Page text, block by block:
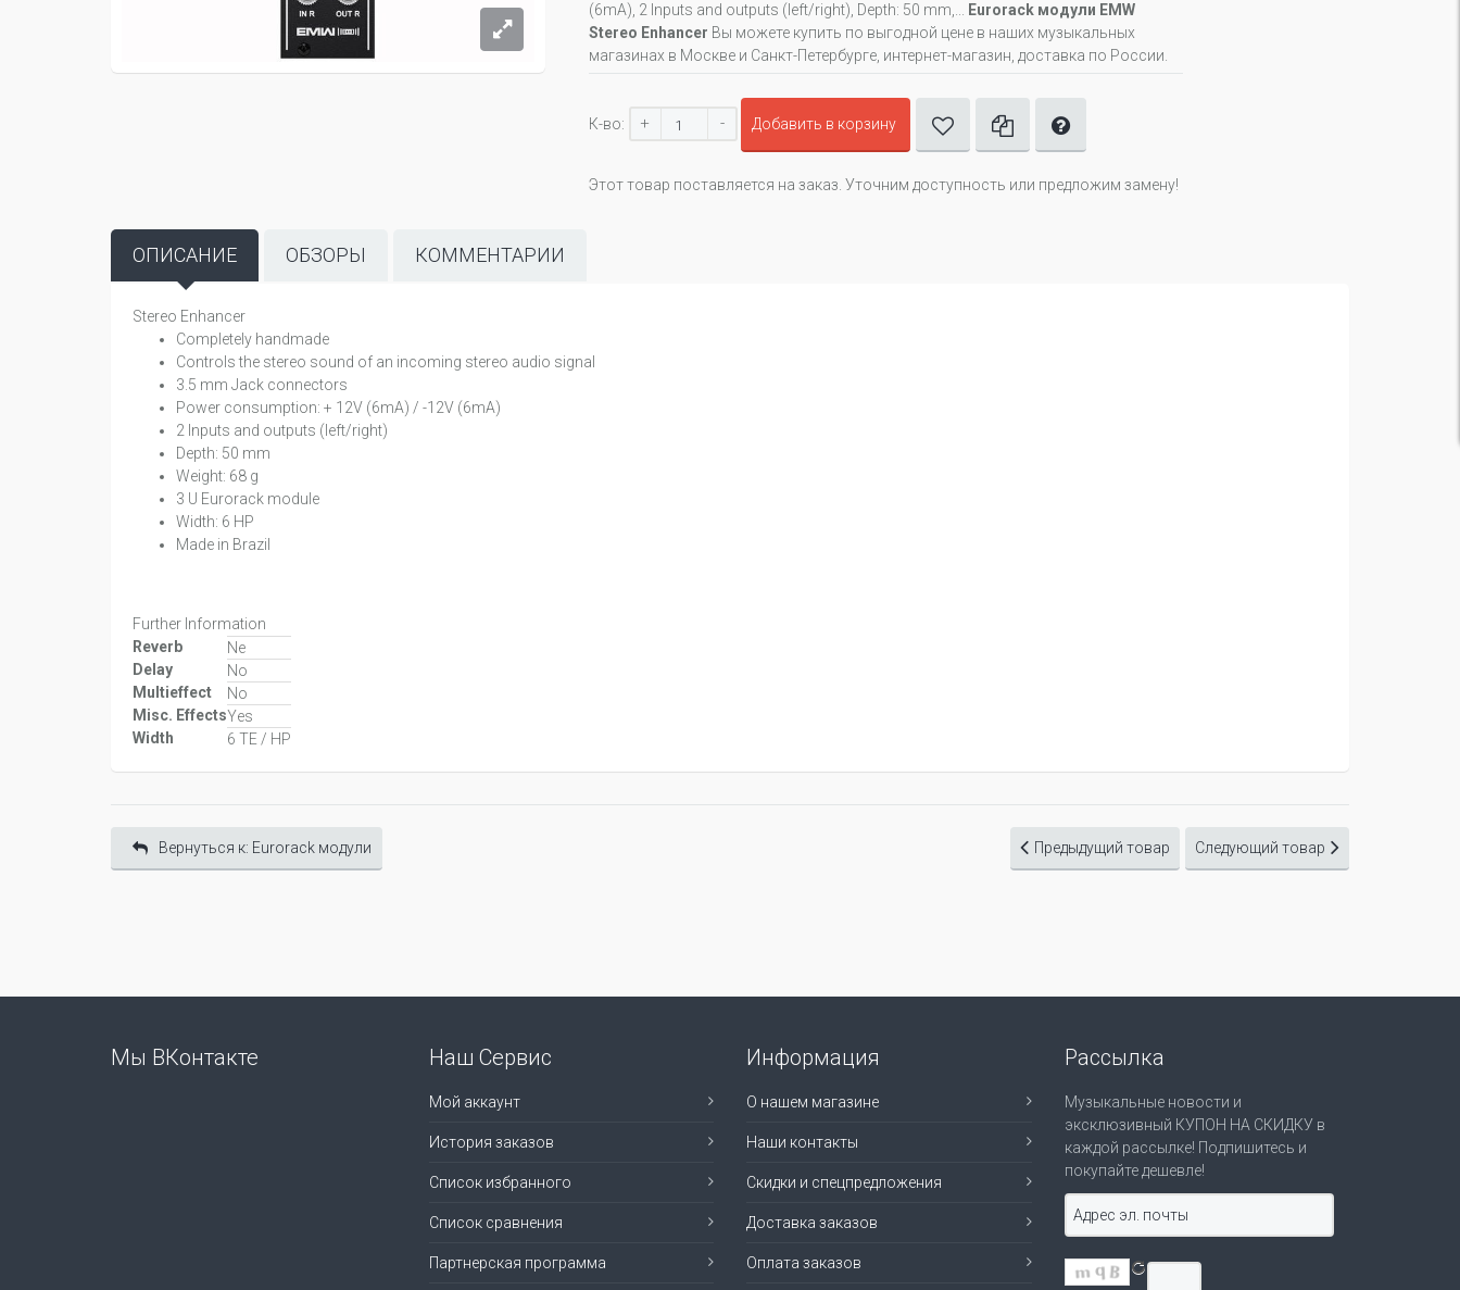
(6mA), 2 Inputs and outputs (left/right), Depth: 50 mm,...
Eurorack модули EMW
Stereo Enhancer Вы можете купить по выгодной цене в наших музыкальных
магазинах в Москве и Санкт-Петербурге, интернет-магазин, доставка по России.
К-во: + - Добавить в корзину
Этот товар поставляется на заказ. Уточним доступность или предложим замену!
ОПИСАНИЕ ОБЗОРЫ КОММЕНТАРИИ
Stereo Enhancer
Completely handmade
Controls the stereo sound of an incoming stereo audio signal
3.5 mm Jack connectors
Power consumption: + 12V (6mA) / -12V (6mA)
2 Inputs and outputs (left/right)
Depth: 50 mm
Weight: 68 g
3 U Eurorack module
Width: 6 HP
Made in Brazil
Further Information
Reverb
Ne
Delay
No
Multieffect
No
Misc. EffectsYes
Width
6 TE / HP
Вернуться к: Eurorack модули Предыдущий товар Следующий товар
Мы ВКонтакте Наш Сервис
Мой аккаунт
История заказов
Список избранного
Список сравнения
Партнерская программа
Информация
О нашем магазине
Наши контакты
Скидки и спецпредложения
Доставка заказов
Оплата заказов
Рассылка
Музыкальные новости и
эксклюзивный КУПОН НА СКИДКУ в
каждой рассылке! Подпишитесь и
покупайте дешевле!